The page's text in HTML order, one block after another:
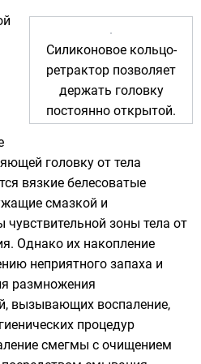
Силиконовое кольцо-
ретрактор позволяет
держать головку
постоянно открытой.
головку от тела
вязкие белесоватые
смазкой и
зоны тела от
Однако их накопление
неприятного запаха и
размножения
вызывающих воспаление,
процедур
смегмы с очищением